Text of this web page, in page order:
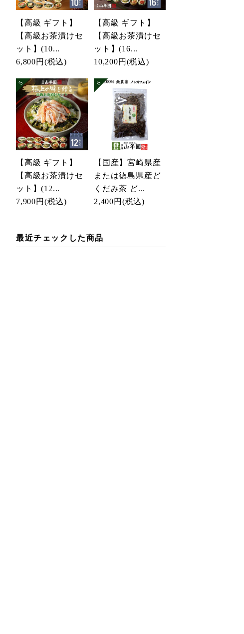
【高級 ギフト】
【高級お茶漬けセ
ット】(10...
6,800円 (税込)
【高級 ギフト】
【高級お茶漬けセ
ット】(16...
10,200円 (税込)
【高級 ギフト】
【高級お茶漬けセ
ット】(12...
7,900円 (税込)
【国産】宮崎県産
または徳島県産ど
くだみ茶 ど...
2,400円 (税込)
最近チェックした商品